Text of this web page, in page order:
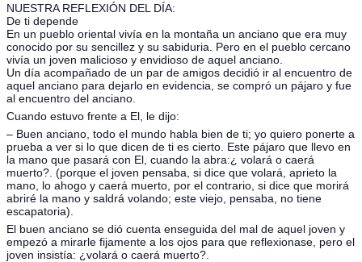
NUESTRA REFLEXIÓN DEL DÍA:
De ti depende
En un pueblo oriental vivía en la montaña un anciano que era muy
conocido por su sencillez y su sabiduria. Pero en el pueblo cercano
vivía un joven malicioso y envidioso de aquel anciano.
Un día acompañado de un par de amigos decidió ir al encuentro de
aquel anciano para dejarlo en evidencia, se compró un pájaro y fue
al encuentro del anciano.
Cuando estuvo frente a El, le dijo:
– Buen anciano, todo el mundo habla bien de ti; yo quiero ponerte a
prueba a ver si lo que dicen de ti es cierto. Este pájaro que llevo en
la mano que pasará con El, cuando la abra:¿ volará o caerá
muerto?. (porque el joven pensaba, si dice que volará, aprieto la
mano, lo ahogo y caerá muerto, por el contrario, si dice que morirá
abriré la mano y saldrá volando; este viejo, pensaba, no tiene
escapatoria).
El buen anciano se dió cuenta enseguida del mal de aquel joven y
empezó a mirarle fijamente a los ojos para que reflexionase, pero el
joven insistía: ¿volará o caerá muerto?.